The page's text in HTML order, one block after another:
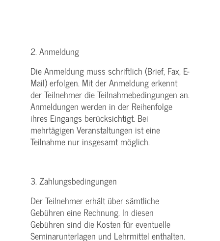
2. Anmeldung
Die Anmeldung muss schriftlich (Brief, Fax, E-
Mail) erfolgen. Mit der Anmeldung erkennt
der Teilnehmer die Teilnahmebedingungen an.
Anmeldungen werden in der Reihenfolge
ihres Eingangs berücksichtigt. Bei
mehrtägigen Veranstaltungen ist eine
Teilnahme nur insgesamt möglich.
3. Zahlungsbedingungen
Der Teilnehmer erhält über sämtliche
Gebühren eine Rechnung. In diesen
Gebühren sind die Kosten für eventuelle
Seminarunterlagen und Lehrmittel enthalten.